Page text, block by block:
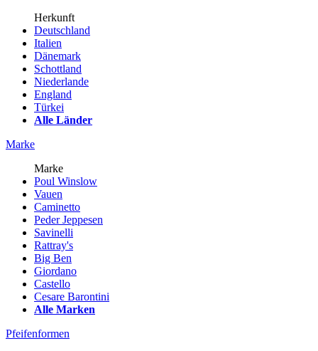
Herkunft
Deutschland
Italien
Dänemark
Schottland
Niederlande
England
Türkei
Alle Länder
Marke
Marke
Poul Winslow
Vauen
Caminetto
Peder Jeppesen
Savinelli
Rattray's
Big Ben
Giordano
Castello
Cesare Barontini
Alle Marken
Pfeifenformen